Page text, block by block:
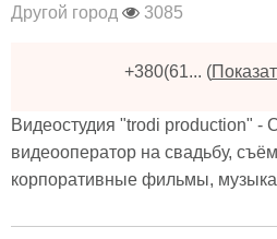
Другой город 3085
+380(61... (
Видеостудия "trodi production" -
видеооператор на свадьбу,
корпоративные фильмы,